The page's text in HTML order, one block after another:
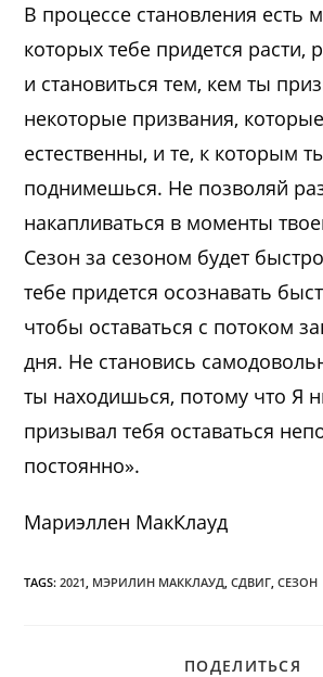
В процессе становления есть
которых тебе придется расти,
и становиться тем, кем ты
некоторые призвания,
естественны, и те, к которым
поднимешься. Не позволяй
накапливаться в моменты
Сезон за сезоном будет
тебе придется осознавать
чтобы оставаться с потоком
дня. Не становись
ты находишься, потому что Я
призывал тебя оставаться
постоянно».
Мариэллен МакКлауд
TAGS:2021, МЭРИЛИН МАККЛАУД, СДВИГ, СЕЗОН
ПОДЕЛИТЬСЯ